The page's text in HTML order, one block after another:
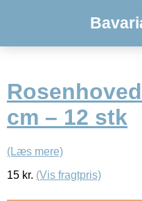
cm – 12 stk
(Læs mere)
15 kr. (Vis fragtpris)